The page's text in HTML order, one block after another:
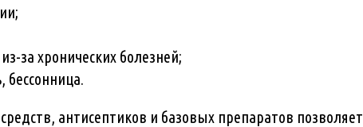
за хронических болезней;
бессонница.
антисептиков и базовых препаратов позволяет